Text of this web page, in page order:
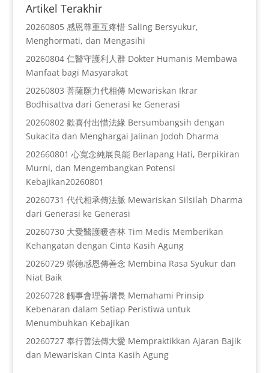
Artikel Terakhir
20260805 感恩尊重互疼惜 Saling Bersyukur,
Menghormati, dan Mengasihi
20260804 仁醫守護利人群 Dokter Humanis Membawa
Manfaat bagi Masyarakat
20260803 菩薩願力代相傳 Mewariskan Ikrar
Bodhisattva dari Generasi ke Generasi
20260802 歡喜付出惜法緣 Bersumbangsih dengan
Sukacita dan Menghargai Jalinan Jodoh Dharma
202660801 心寬念純展良能 Berlapang Hati, Berpikiran
Murni, dan Mengembangkan Potensi
Kebajikan20260801
20260731 代代相承傳法脈 Mewariskan Silsilah Dharma
dari Generasi ke Generasi
20260730 大愛醫護暖杏林 Tim Medis Memberikan
Kehangatan dengan Cinta Kasih Agung
20260729 崇德感恩傳善念 Membina Rasa Syukur dan
Niat Baik
20260728 觸事會理善增長 Memahami Prinsip
Kebenaran dalam Setiap Peristiwa untuk
Menumbuhkan Kebajikan
20260727 奉行善法傳大愛 Mempraktikkan Ajaran Bajik
dan Mewariskan Cinta Kasih Agung